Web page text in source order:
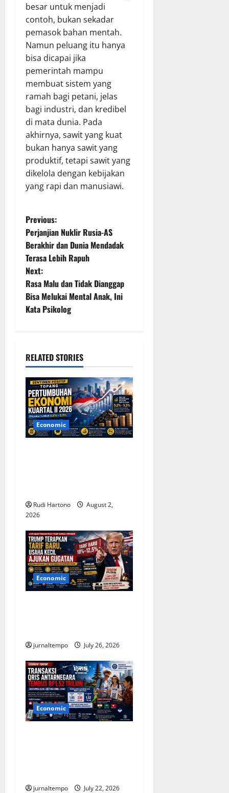
besar untuk menjadi
contoh, bukan sekadar
pemasok bahan mentah.
Namun peluang itu hanya
bisa dicapai jika
pemerintah mampu
membuat sistem yang
ramah bagi petani, jelas
bagi industri, dan kredibel
di mata dunia. Pada
akhirnya, sawit yang kuat
bukan hanya sawit yang
produktif, tetapi sawit yang
dikelola dengan kebijakan
yang rapi dan manusiawi.
P
o
s
t
n
v
i
g
a
t
n
Previous:
Perjanjian Nuklir Rusia-AS
Berakhir dan Dunia Mendadak
Terasa Lebih Rapuh
Next:
Rasa Malu dan Tidak Dianggap
Bisa Melukai Mental Anak, Ini
Kata Psikolog
RELATED STORIES
Economic
Rudi Hartono
August 2,
2026
Economic
jurnaltempo July 26, 2026
Economic
jurnaltempo July 22, 2026